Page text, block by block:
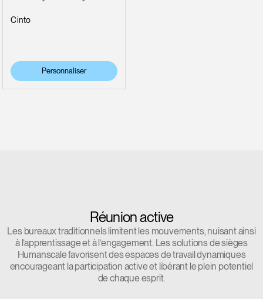
Cinto
Personnaliser
Réunion active
Les bureaux traditionnels limitent les mouvements, nuisant ainsi
à l’apprentissage et à l’engagement. Les solutions de sièges
Humanscale favorisent des espaces de travail dynamiques
encourageant la participation active et libérant le plein potentiel
de chaque esprit.